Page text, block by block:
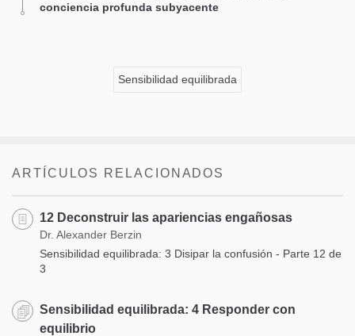
conciencia profunda subyacente
Sensibilidad equilibrada
ARTÍCULOS RELACIONADOS
12 Deconstruir las apariencias engañosas
Dr. Alexander Berzin
Sensibilidad equilibrada: 3 Disipar la confusión - Parte 12 de
3
Sensibilidad equilibrada: 4 Responder con
equilibrio